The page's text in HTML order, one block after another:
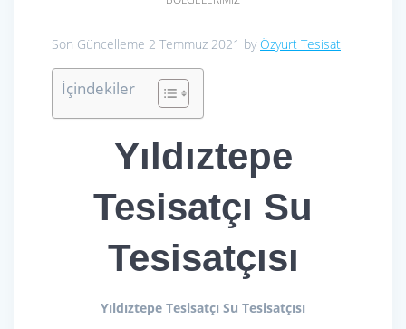
Son Güncelleme 2 Temmuz 2021 by Özyurt Tesisat
İçindekiler
Yıldıztepe
Tesisatçı Su
Tesisatçısı
Yıldıztepe Tesisatçı Su Tesisatçısı